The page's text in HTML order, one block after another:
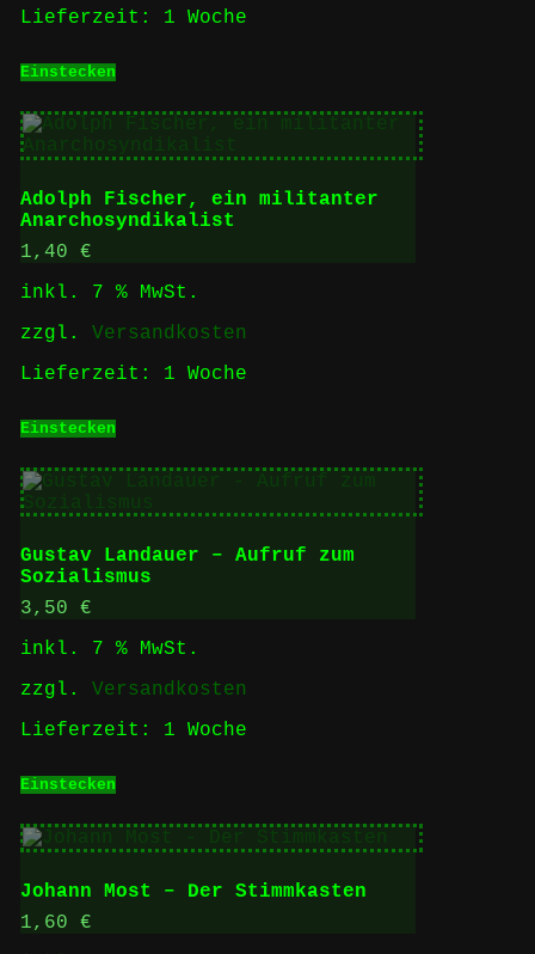
Lieferzeit: 1 Woche
Einstecken
Adolph Fischer, ein militanter
Anarchosyndikalist
1,40 €
inkl. 7 % MwSt.
zzgl. Versandkosten
Lieferzeit: 1 Woche
Einstecken
Gustav Landauer – Aufruf zum
Sozialismus
3,50 €
inkl. 7 % MwSt.
zzgl. Versandkosten
Lieferzeit: 1 Woche
Einstecken
Johann Most – Der Stimmkasten
1,60 €